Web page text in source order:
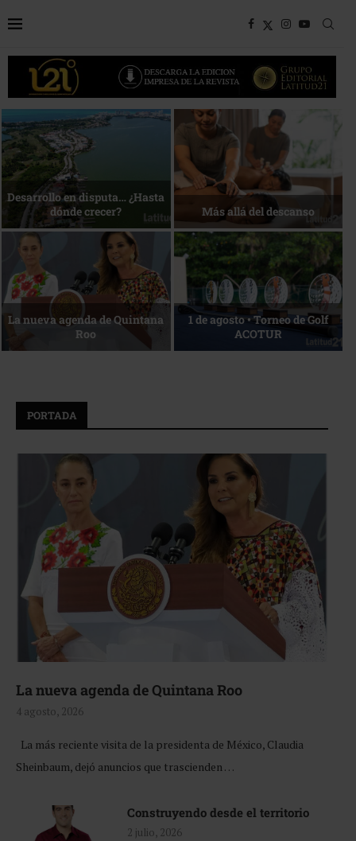
Bottega, un viaje servido a la
mesa
Energía que Impulsa la
competitividad
Reconocimiento de viajeros La esencia del servicio
PORTADA
La nueva agenda de Quintana Roo
4 agosto, 2026
La más reciente visita de la presidenta de México, Claudia
Sheinbaum, dejó anuncios que trascienden …
Construyendo desde el territorio
2 julio, 2026